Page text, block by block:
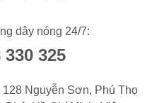
dây nóng 24/7:
330 325
128 Nguyễn Sơn, Phú Thọ